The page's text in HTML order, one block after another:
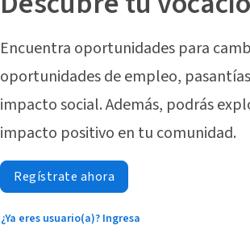
Encuentra oportunidades para
oportunidades de empleo,
impacto social. Además, podrás
impacto positivo en tu comunidad.
Regístrate ahora
¿Ya eres usuario(a)? Ingresa